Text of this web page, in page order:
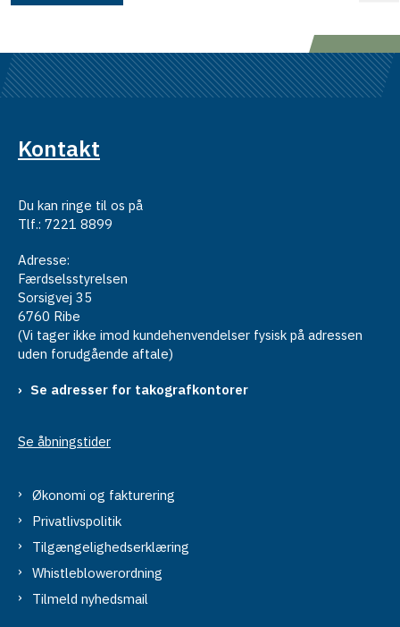
Kontakt
Du kan ringe til os på
Tlf.: 7221 8899
Adresse:
Færdselsstyrelsen
Sorsigvej 35
6760 Ribe
(Vi tager ikke imod kundehenvendelser fysisk på adressen
uden forudgående aftale)
Se adresser for takografkontorer
Se åbningstider
Økonomi og fakturering
Privatlivspolitik
Tilgængelighedserklæring
Whistleblowerordning
Tilmeld nyhedsmail